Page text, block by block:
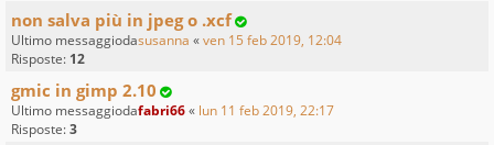
non salva più in jpeg o .xcf
Ultimo messaggiodasusanna «ven 15 feb 2019, 12:04
Risposte: 12
gmic in gimp 2.10
Ultimo messaggiodafabri66« lun 11 feb 2019, 22:17
Risposte:3